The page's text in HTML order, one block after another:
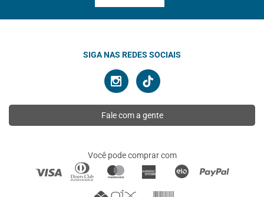
SIGA NAS REDES SOCIAIS
Fale com a gente
Você pode comprar com